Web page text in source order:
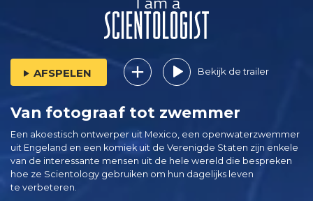
AFSPELEN Bekijk de trailer
Van fotograaf tot zwemmer
Een akoestisch ontwerper uit Mexico, een openwaterzwemmer
uit Engeland en een komiek uit de Verenigde Staten zijn enkele
van de interessante mensen uit de hele wereld die bespreken
hoe ze Scientology gebruiken om hun dagelijks leven
te verbeteren.